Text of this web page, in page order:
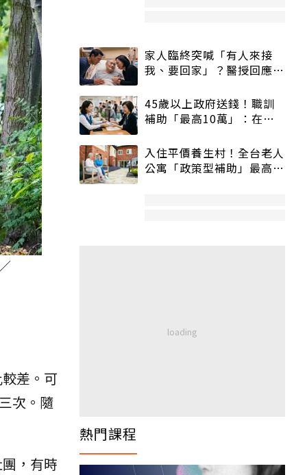
差。可
次。隨
，有時
家人臨終突喊「有人來接
我、要回家」？醫授回應方
45歲以上政府送錢！職訓
補助「最高10萬」：在
入住平價養生村！全台老人
公寓「政策型補助」最高打
熱門課程